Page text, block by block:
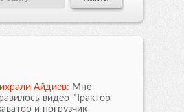
Айдиев: Мне
видео "Трактор
и погрузчик